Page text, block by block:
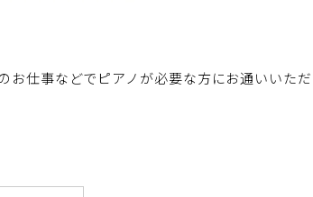
仕事などでピアノが必要な方にお通いいた